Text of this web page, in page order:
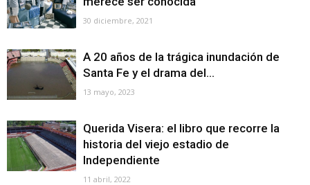
30 diciembre, 2021
A 20 años de la trágica inundación de
Santa Fe y el drama del...
13 mayo, 2023
Querida Visera: el libro que recorre la
historia del viejo estadio de
Independiente
11 abril, 2022